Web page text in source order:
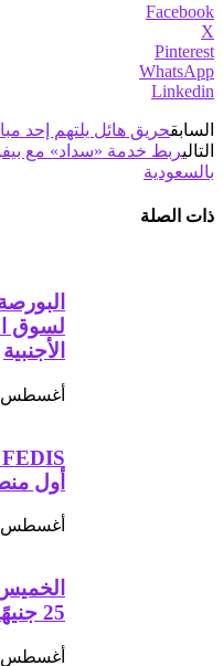
Facebook
X
Pinterest
WhatsApp
Linkedin
السابقحريق هائل يلتهم إحد
التاليربط خدمة «سداد» مع
بالسعودية
ذات الصلة
لسوق
الأجنبية
أغسطس 6, 2026
أول
أغسطس 6, 2026
25 جنيهًا للكيلو
أغسطس 5, 2026